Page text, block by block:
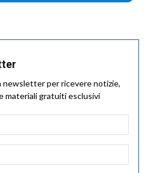
newsletter per ricevere notizie,
materiali gratuiti esclusivi